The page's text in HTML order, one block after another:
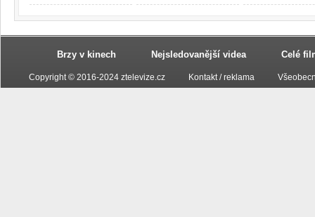
Brzy v kinech Nejsledovanější videa Celé
Copyright © 2016-2024 ztelevize.cz Kontakt / reklama